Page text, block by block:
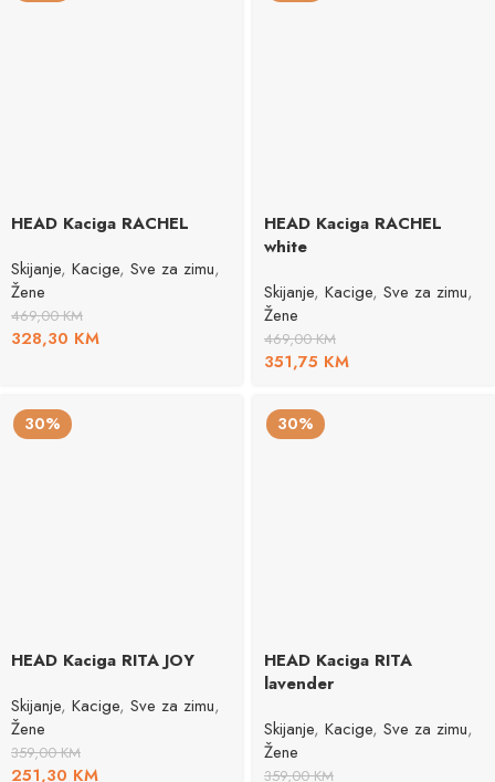
HEAD Kaciga RACHEL
Skijanje, Kacige, Sve za zimu,
Žene
469,00KM
328,30 KM
HEAD Kaciga RACHEL
white
Skijanje, Kacige, Sve za zimu,
Žene
469,00KM
351,75 KM
30%
HEAD Kaciga RITA JOY
Skijanje, Kacige, Sve za zimu,
Žene
359,00KM
251,30 KM
30%
HEAD Kaciga RITA
lavender
Skijanje, Kacige, Sve za zimu,
Žene
359,00KM